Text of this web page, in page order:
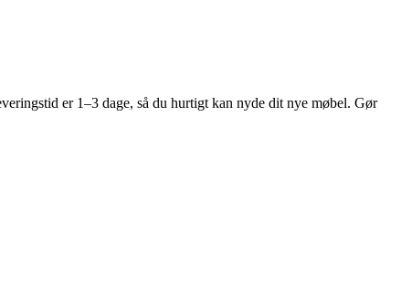
er 1–3 dage, så du hurtigt kan nyde dit nye møbel. Gør